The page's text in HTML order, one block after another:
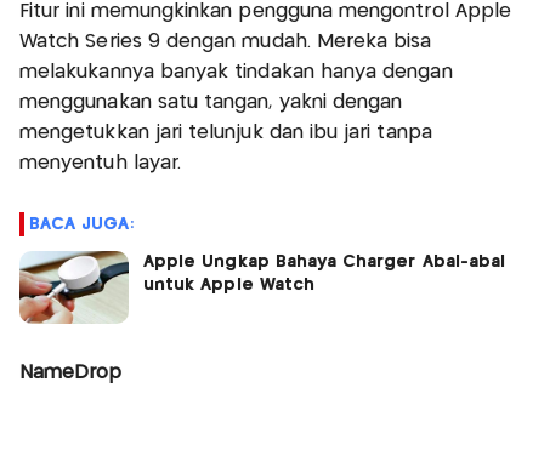
Fitur ini memungkinkan pengguna mengontrol Apple
Watch Series 9 dengan mudah. Mereka bisa
melakukannya banyak tindakan hanya dengan
menggunakan satu tangan, yakni dengan
mengetukkan jari telunjuk dan ibu jari tanpa
menyentuh layar.
BACA JUGA:
Apple Ungkap Bahaya Charger Abal-abal
untuk Apple Watch
NameDrop